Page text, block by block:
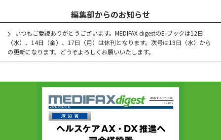
編集部からのお知らせ
いつもご愛読ありがとうございます。MEDIFAX digestのE-ブックは12日
（水）、14日（金）、17日（月）は休刊となります。次号は19日（水）から
の更新になります。どうぞよろしくお願いいたします。